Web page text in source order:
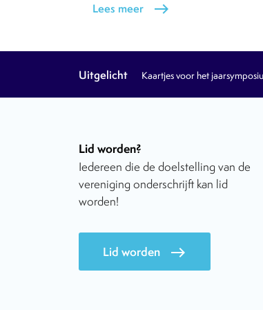
Lees meer east
Uitgelicht Kaartjes voor het
Lid worden?
Iedereen die de doelstelling van de
vereniging onderschrijft kan lid
worden!
Lid worden east